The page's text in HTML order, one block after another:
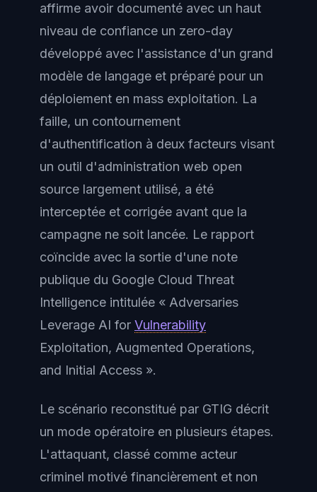
affirme avoir documenté avec un haut
niveau de confiance un zero-day
développé avec l'assistance d'un grand
modèle de langage et préparé pour un
déploiement en mass exploitation. La
faille, un contournement
d'authentification à deux facteurs visant
un outil d'administration web open
source largement utilisé, a été
interceptée et corrigée avant que la
campagne ne soit lancée. Le rapport
coïncide avec la sortie d'une note
publique du Google Cloud Threat
Intelligence intitulée « Adversaries
Leverage AI for Vulnerability
Exploitation, Augmented Operations,
and Initial Access ».
Le scénario reconstitué par GTIG décrit
un mode opératoire en plusieurs étapes.
L'attaquant, classé comme acteur
criminel motivé financièrement et non